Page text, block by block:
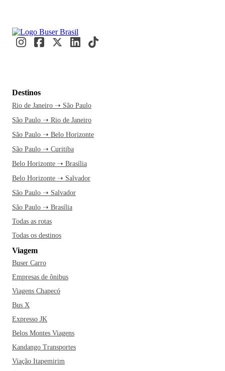
Destinos
Rio de Janeiro ➝ São Paulo
São Paulo ➝ Rio de Janeiro
São Paulo ➝ Belo Horizonte
São Paulo ➝ Curitiba
Belo Horizonte ➝ Brasília
Belo Horizonte ➝ Salvador
São Paulo ➝ Salvador
São Paulo ➝ Brasília
Todas as rotas
Todas os destinos
Viagem
Buser Carro
Empresas de ônibus
Viagens Chapecó
Bus X
Expresso JK
Belos Montes Viagens
Kandango Transportes
Viação Itapemirim